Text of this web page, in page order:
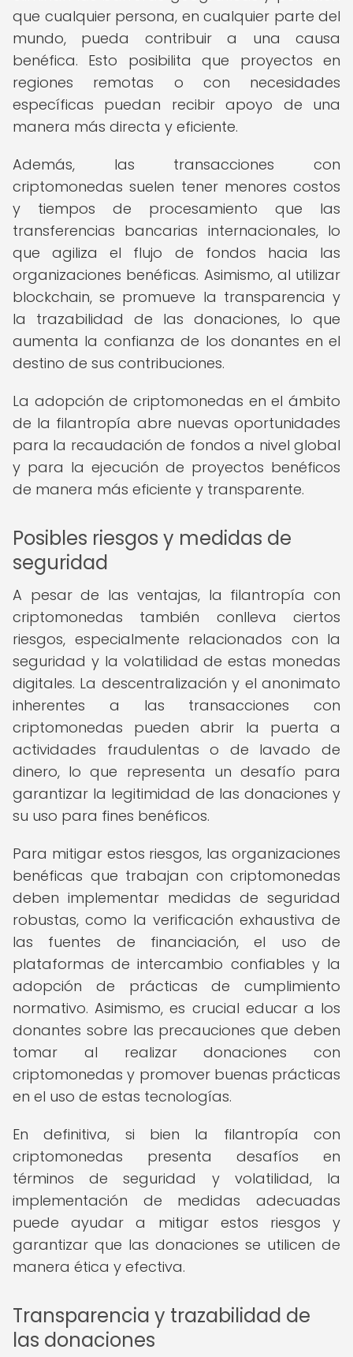
que cualquier persona, en cualquier parte del
mundo, pueda contribuir a una causa
benéfica. Esto posibilita que proyectos en
regiones remotas o con necesidades
específicas puedan recibir apoyo de una
manera más directa y eficiente.
Además, las transacciones con
criptomonedas suelen tener menores costos
y tiempos de procesamiento que las
transferencias bancarias internacionales, lo
que agiliza el flujo de fondos hacia las
organizaciones benéficas. Asimismo, al utilizar
blockchain, se promueve la transparencia y
la trazabilidad de las donaciones, lo que
aumenta la confianza de los donantes en el
destino de sus contribuciones.
La adopción de criptomonedas en el ámbito
de la filantropía abre nuevas oportunidades
para la recaudación de fondos a nivel global
y para la ejecución de proyectos benéficos
de manera más eficiente y transparente.
Posibles riesgos y medidas de
seguridad
A pesar de las ventajas, la filantropía con
criptomonedas también conlleva ciertos
riesgos, especialmente relacionados con la
seguridad y la volatilidad de estas monedas
digitales. La descentralización y el anonimato
inherentes a las transacciones con
criptomonedas pueden abrir la puerta a
actividades fraudulentas o de lavado de
dinero, lo que representa un desafío para
garantizar la legitimidad de las donaciones y
su uso para fines benéficos.
Para mitigar estos riesgos, las organizaciones
benéficas que trabajan con criptomonedas
deben implementar medidas de seguridad
robustas, como la verificación exhaustiva de
las fuentes de financiación, el uso de
plataformas de intercambio confiables y la
adopción de prácticas de cumplimiento
normativo. Asimismo, es crucial educar a los
donantes sobre las precauciones que deben
tomar al realizar donaciones con
criptomonedas y promover buenas prácticas
en el uso de estas tecnologías.
En definitiva, si bien la filantropía con
criptomonedas presenta desafíos en
términos de seguridad y volatilidad, la
implementación de medidas adecuadas
puede ayudar a mitigar estos riesgos y
garantizar que las donaciones se utilicen de
manera ética y efectiva.
Transparencia y trazabilidad de
las donaciones